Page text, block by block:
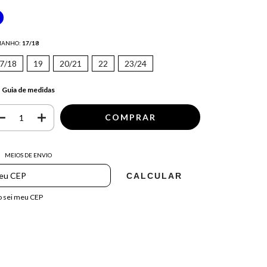
17/18
18 19 20/21 22 23/24
Guia de medidas
para o CEP:
MEIOS DE ENVIO
CALCULAR
sei meu CEP